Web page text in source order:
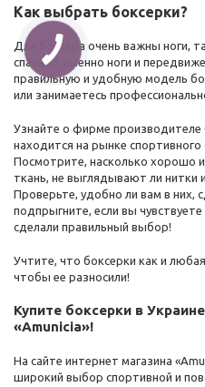
Как выбрать боксерки?
Для боксера очень важны ноги,
спасают именно ноги и
правильную и удобную модель
или занимаетесь
Узнайте о фирме производителе
находится на рынке
Посмотрите, насколько хорошо
ткань, не выглядывают ли нитки
Проверьте, удобно ли вам в них,
подпрыгните, если вы
сделали правильный выбор!
Учтите, что боксерки как и
чтобы ее разносили!
Купите боксерки в
«Amunicia»!
На сайте интернет магазина
широкий выбор спортивной и